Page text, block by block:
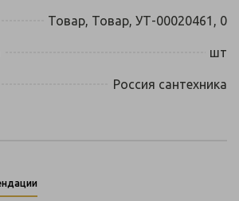
Товар, Товар, УТ-00020461, 0
шт
Россия сантехника